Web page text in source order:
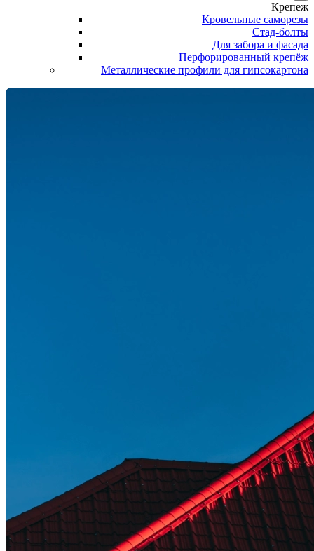
Крепеж
Кровельные саморезы
Стад-болты
Для забора и фасада
Перфорированный крепёж
Металлические профили для гипсокартона